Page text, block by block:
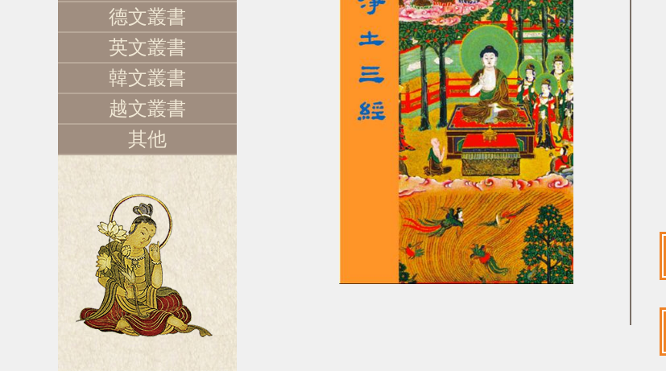
德文叢書
英文叢書
韓文叢書
越文叢書
其他